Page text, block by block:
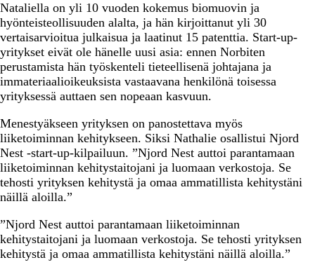
Nataliella on yli 10 vuoden kokemus biomuovin ja
hyönteisteollisuuden alalta, ja hän kirjoittanut yli 30
vertaisarvioitua julkaisua ja laatinut 15 patenttia. Start-up-
yritykset eivät ole hänelle uusi asia: ennen Norbiten
perustamista hän työskenteli tieteellisenä johtajana ja
immateriaalioikeuksista vastaavana henkilönä toisessa
yrityksessä auttaen sen nopeaan kasvuun.
Menestyäkseen yrityksen on panostettava myös
liiketoiminnan kehitykseen. Siksi Nathalie osallistui Njord
Nest -start-up-kilpailuun. ”Njord Nest auttoi parantamaan
liiketoiminnan kehitystaitojani ja luomaan verkostoja. Se
tehosti yrityksen kehitystä ja omaa ammatillista kehitystäni
näillä aloilla.”
”Njord Nest auttoi parantamaan liiketoiminnan
kehitystaitojani ja luomaan verkostoja. Se tehosti yrityksen
kehitystä ja omaa ammatillista kehitystäni näillä aloilla.”